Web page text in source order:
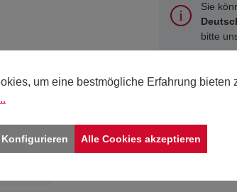
Sie
bitte
um eine bestmögliche Erfahrung bieten
Konfigurieren Alle Cookies akzeptieren